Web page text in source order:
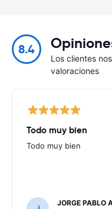
8.4
Los clientes
valoraciones
Todo muy bien
Todo muy bien
JORGE PABLO